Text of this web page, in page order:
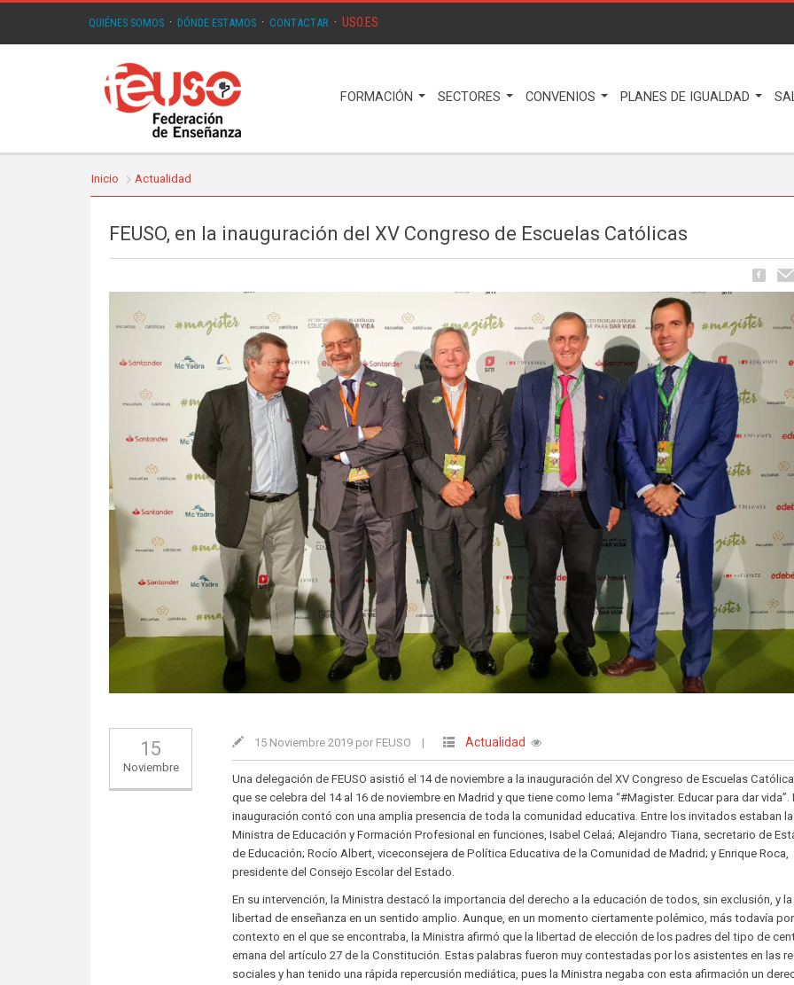
QUIÉNES SOMOS · DÓNDE ESTAMOS · CONTACTAR · USO.ES
FORMACIÓN SECTORES CONVENIOS PLANES DE IGUALDAD
Inicio Actualidad
FEUSO, en la inauguración del XV Congreso de Escuelas Católicas
15
Noviembre
15 Noviembre 2019 por FEUSO | Actualidad
Una delegación de FEUSO asistió el 14 de noviembre a la inauguración del XV Congreso de Escuelas
que se celebra del 14 al 16 de noviembre en Madrid y que tiene como lema “#Magister. Educar para dar vida”.
inauguración contó con una amplia presencia de toda la comunidad educativa. Entre los invitados estaban la
Ministra de Educación y Formación Profesional en funciones, Isabel Celaá; Alejandro Tiana, secretario de
de Educación; Rocío Albert, viceconsejera de Política Educativa de la Comunidad de Madrid; y Enrique Roca,
presidente del Consejo Escolar del Estado.
En su intervención, la Ministra destacó la importancia del derecho a la educación de todos, sin exclusión, y la
libertad de enseñanza en un sentido amplio. Aunque, en un momento ciertamente polémico, más todavía
contexto en el que se encontraba, la Ministra afirmó que la libertad de elección de los padres del tipo de
emana del artículo 27 de la Constitución. Estas palabras fueron muy contestadas por los asistentes en las
sociales y han tenido una rápida repercusión mediática, pues la Ministra negaba con esta afirmación un